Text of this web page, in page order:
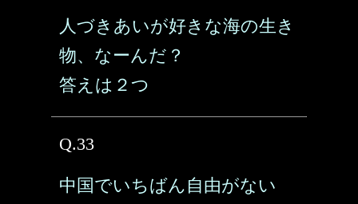
人づきあいが好きな海の生き
物、なーんだ？
答えは２つ
Q.33
中国でいちばん自由がない